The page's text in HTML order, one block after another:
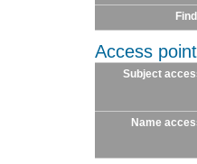
Access
Subject
Name